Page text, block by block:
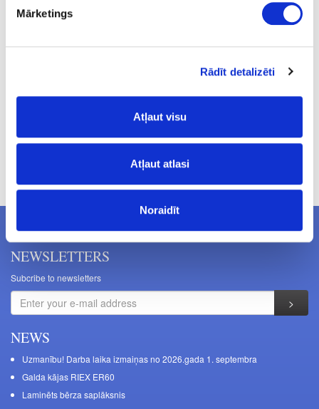
Mārketings
Rādīt detalizēti
Atļaut visu
Atļaut atlasi
Noraidīt
black
NEWSLETTERS
Subcribe to newsletters
NEWS
Uzmanību! Darba laika izmaiņas no 2026.gada 1. septembra
Galda kājas RIEX ER60
Laminēts bērza saplāksnis